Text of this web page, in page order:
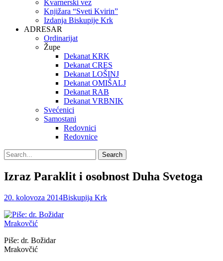
Kvarnerski vez
Knjižara “Sveti Kvirin”
Izdanja Biskupije Krk
ADRESAR
Ordinarijat
Župe
Dekanat KRK
Dekanat CRES
Dekanat LOŠINJ
Dekanat OMIŠALJ
Dekanat RAB
Dekanat VRBNIK
Svećenici
Samostani
Redovnici
Redovnice
Search
Search
for:
Izraz Paraklit i osobnost Duha Svetoga
Posted
20. kolovoza 2014Author
Biskupija Krk
Piše: dr. Božidar
Mrakovčić